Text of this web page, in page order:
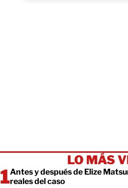
LO MÁS
Antes y después de Elize
reales del caso